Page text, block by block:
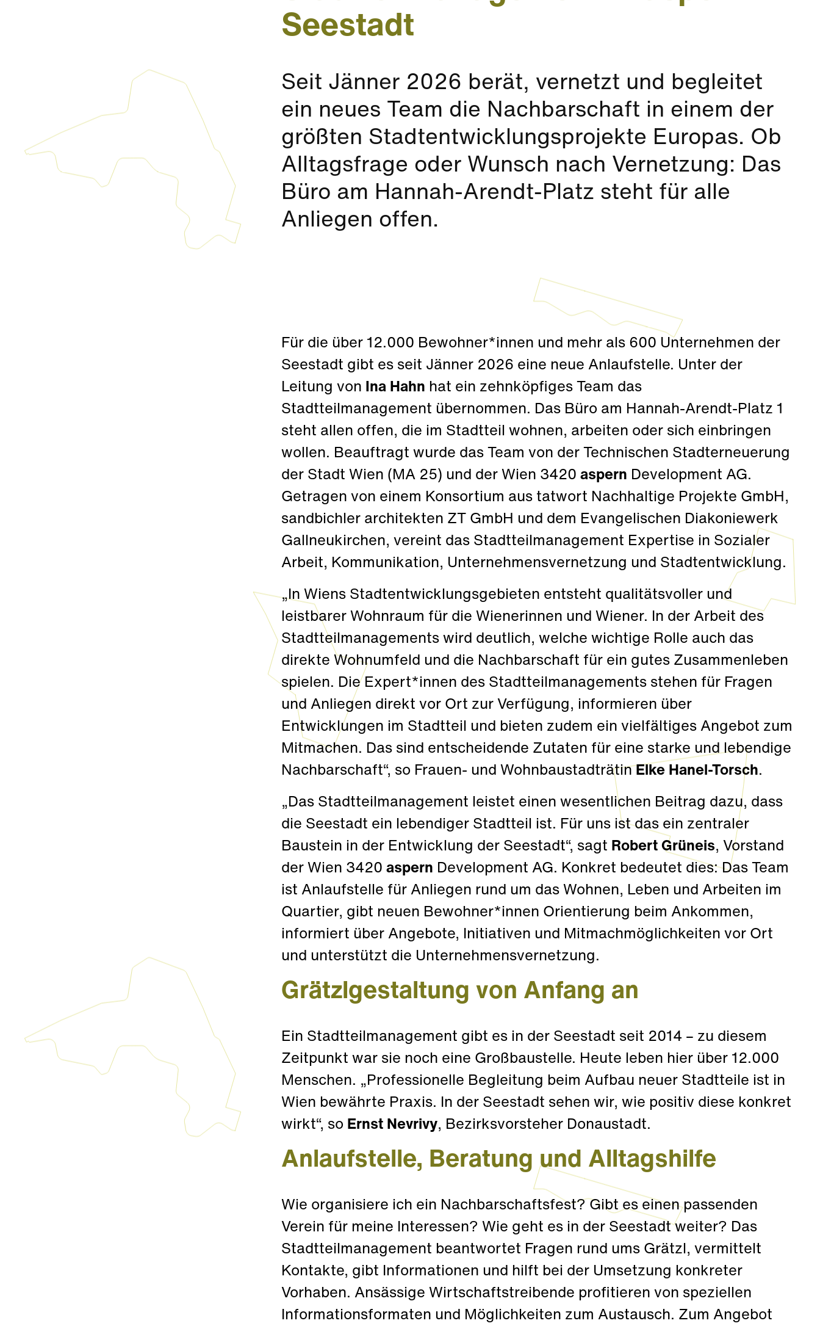
Seestadt
Seit Jänner 2026 berät, vernetzt und begleitet
ein neues Team die Nachbarschaft in einem der
größten Stadtentwicklungsprojekte Europas. Ob
Alltagsfrage oder Wunsch nach Vernetzung: Das
Büro am Hannah-Arendt-Platz steht für alle
Anliegen offen.
Für die über 12.000 Bewohner*innen und mehr als 600 Unternehmen der
Seestadt gibt es seit Jänner 2026 eine neue Anlaufstelle. Unter der
Leitung von Ina Hahn hat ein zehnköpfiges Team das
Stadtteilmanagement übernommen. Das Büro am Hannah-Arendt-Platz 1
steht allen offen, die im Stadtteil wohnen, arbeiten oder sich einbringen
wollen. Beauftragt wurde das Team von der Technischen Stadterneuerung
der Stadt Wien (MA 25) und der Wien 3420aspern Development AG.
Getragen von einem Konsortium aus tatwort Nachhaltige Projekte GmbH,
sandbichler architekten ZT GmbH und dem Evangelischen Diakoniewerk
Gallneukirchen, vereint das Stadtteilmanagement Expertise in Sozialer
Arbeit, Kommunikation, Unternehmensvernetzung und Stadtentwicklung.
„In Wiens Stadtentwicklungsgebieten entsteht qualitätsvoller und
leistbarer Wohnraum für die Wienerinnen und Wiener. In der Arbeit des
Stadtteilmanagements wird deutlich, welche wichtige Rolle auch das
direkte Wohnumfeld und die Nachbarschaft für ein gutes Zusammenleben
spielen. Die Expert*innen des Stadtteilmanagements stehen für Fragen
und Anliegen direkt vor Ort zur Verfügung, informieren über
Entwicklungen im Stadtteil und bieten zudem ein vielfältiges Angebot zum
Mitmachen. Das sind entscheidende Zutaten für eine starke und lebendige
Nachbarschaft“, so Frauen- und WohnbaustadträtinElke Hanel-Torsch.
„Das Stadtteilmanagement leistet einen wesentlichen Beitrag dazu, dass
die Seestadt ein lebendiger Stadtteil ist. Für uns ist das ein zentraler
Baustein in der Entwicklung der Seestadt“, sagt Robert Grüneis, Vorstand
der Wien 3420aspern Development AG. Konkret bedeutet dies: Das Team
ist Anlaufstelle für Anliegen rund um das Wohnen, Leben und Arbeiten im
Quartier, gibt neuen Bewohner*innen Orientierung beim Ankommen,
informiert über Angebote, Initiativen und Mitmachmöglichkeiten vor Ort
und unterstützt die Unternehmensvernetzung.
Grätzlgestaltung von Anfang an
Ein Stadtteilmanagement gibt es in der Seestadt seit 2014 – zu diesem
Zeitpunkt war sie noch eine Großbaustelle. Heute leben hier über 12.000
Menschen. „Professionelle Begleitung beim Aufbau neuer Stadtteile ist in
Wien bewährte Praxis. In der Seestadt sehen wir, wie positiv diese konkret
wirkt“, so Ernst Nevrivy, Bezirksvorsteher Donaustadt.
Anlaufstelle, Beratung und Alltagshilfe
Wie organisiere ich ein Nachbarschaftsfest? Gibt es einen passenden
Verein für meine Interessen? Wie geht es in der Seestadt weiter? Das
Stadtteilmanagement beantwortet Fragen rund ums Grätzl, vermittelt
Kontakte, gibt Informationen und hilft bei der Umsetzung konkreter
Vorhaben. Ansässige Wirtschaftstreibende profitieren von speziellen
Informationsformaten und Möglichkeiten zum Austausch. Zum Angebot